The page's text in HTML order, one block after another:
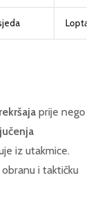
Lopta
prije nego
iz utakmice.
i taktičku